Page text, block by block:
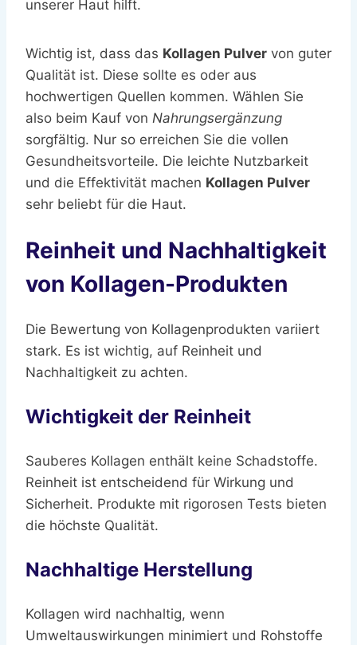
unserer Haut hilft.
Wichtig ist, dass das Kollagen Pulver von guter
Qualität ist. Diese sollte es oder aus
hochwertigen Quellen kommen. Wählen Sie
also beim Kauf von Nahrungsergänzung
sorgfältig. Nur so erreichen Sie die vollen
Gesundheitsvorteile. Die leichte Nutzbarkeit
und die Effektivität machen Kollagen Pulver
sehr beliebt für die Haut.
Reinheit und Nachhaltigkeit
von Kollagen-Produkten
Die Bewertung von Kollagenprodukten variiert
stark. Es ist wichtig, auf Reinheit und
Nachhaltigkeit zu achten.
Wichtigkeit der Reinheit
Sauberes Kollagen enthält keine Schadstoffe.
Reinheit ist entscheidend für Wirkung und
Sicherheit. Produkte mit rigorosen Tests bieten
die höchste Qualität.
Nachhaltige Herstellung
Kollagen wird nachhaltig, wenn
Umweltauswirkungen minimiert und Rohstoffe